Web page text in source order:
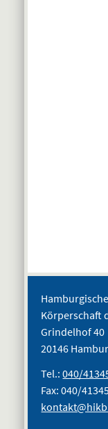
Körperschaft
Grindelhof 40
20146
Tel.:040/
Fax: 040/